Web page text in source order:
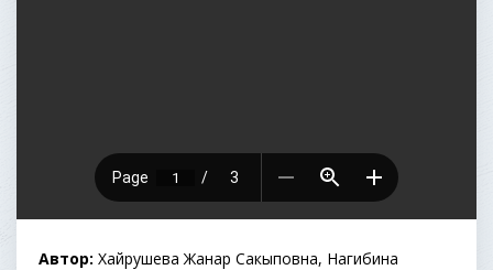
Автор: Хайрушева Жанар Сакыповна, Нагибина